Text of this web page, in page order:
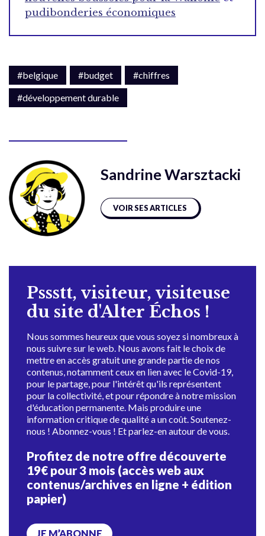
pudibonderies économiques
#belgique #budget
#chiffres
#développement durable
Sandrine Warsztacki
VOIR SES ARTICLES
Pssstt, visiteur, visiteuse
du site d'Alter Échos !
Nous sommes heureux que vous soyez si nombreux à
nous suivre sur le web. Nous avons fait le choix de
mettre en accès gratuit une grande partie de nos
contenus, notamment ceux en lien avec le Covid-19,
pour le partage, pour l'intérêt qu'ils représentent
pour la collectivité, et pour répondre à notre mission
d'éducation permanente. Mais produire une
information critique de qualité a un coût. Soutenez-
nous ! Abonnez-vous ! Et parlez-en autour de vous.
Profitez de notre offre découverte
19€ pour 3 mois (accès web aux
contenus/archives en ligne + édition
papier)